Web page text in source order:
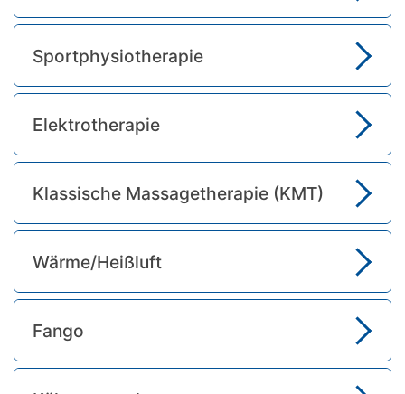
Sportphysiotherapie
Elektrotherapie
Klassische Massagetherapie (KMT)
Wärme/Heißluft
Fango